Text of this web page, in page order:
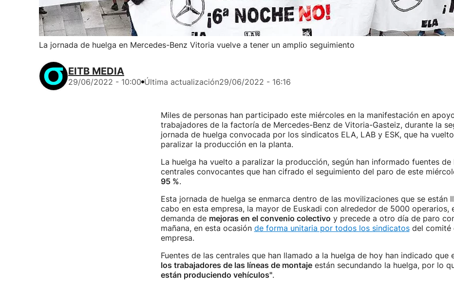
La jornada de huelga en Mercedes-Benz Vitoria vuelve a tener un amplio seguimiento
EITB MEDIA
29/06/2022 - 10:00 Última actualización29/06/2022 - 16:16
Miles de personas han participado este miércoles en la manifestación en
trabajadores de la factoría de Mercedes-Benz de Vitoria-Gasteiz, durante la
jornada de huelga convocada por los sindicatos ELA, LAB y ESK, que ha
paralizar la producción en la planta.
La huelga ha vuelto a paralizar la producción, según han informado fuentes de
centrales convocantes que han cifrado el seguimiento del paro de este
95 %.
Esta jornada de huelga se enmarca dentro de las movilizaciones que se están
cabo en esta empresa, la mayor de Euskadi con alrededor de 5000 operarios,
demanda de mejoras en el convenio colectivo y precede a otro día de paro
mañana, en esta ocasión de forma unitaria por todos los sindicatosdel comité
empresa.
Fuentes de las centrales que han llamado a la huelga de hoy han indicado que
los trabajadores de las líneas de montajeestán secundando la huelga, por lo
están produciendo vehículos".